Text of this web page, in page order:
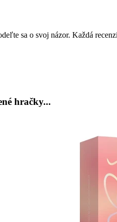
sa o svoj názor. Každá
hračky...